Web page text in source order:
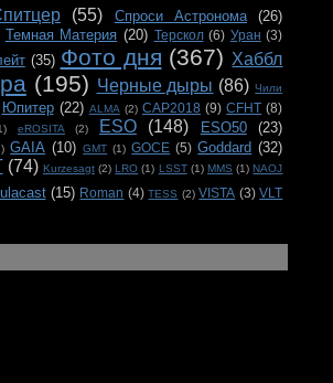
(55) Спроси Астронома (26)
Темная Материя (20) Терскол (6) Уран (3)
(35) Фото дня (367) Хаббл
(195) Черные дыры (86) Чили
Юпитер (22) ALMA (2) CAP2018 (9) CFHT (8)
eROSITA (2) ESO (148) ESO50 (23)
GAIA (10) GMT (1) GOCE (5) Goddard (32)
(74) Kurzesagt (2) LRO (1) LSST (1) MMS (1) NAOJ
(15) Roman (4) TESS (2) VISTA (3) VLT